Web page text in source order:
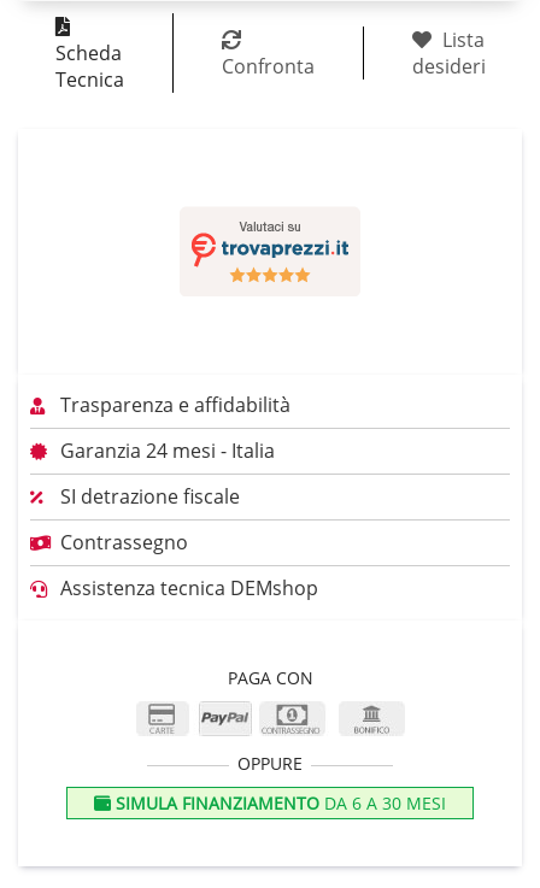
Scheda
Tecnica
Confronta
Lista
desideri
Trasparenza e affidabilità
Garanzia 24 mesi - Italia
SI detrazione fiscale
Contrassegno
Assistenza tecnica DEMshop
PAGA CON
OPPURE
SIMULA FINANZIAMENTO DA 6 A 30 MESI